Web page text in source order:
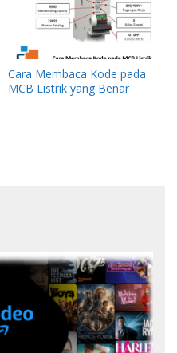
Cara Membaca Kode pada
MCB Listrik yang Benar